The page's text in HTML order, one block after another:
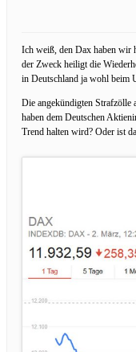
Ich weiß, den Dax haben wir
der Zweck heiligt die
in Deutschland ja wohl beim
Die angekündigten Strafzölle
haben dem Deutschen
Trend halten wird? Oder ist